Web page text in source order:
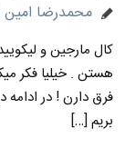
محمدرضا امین
کال مارجین و
هستن . خیلیا فکر
فرق دارن ! در ادامه
بریم […]